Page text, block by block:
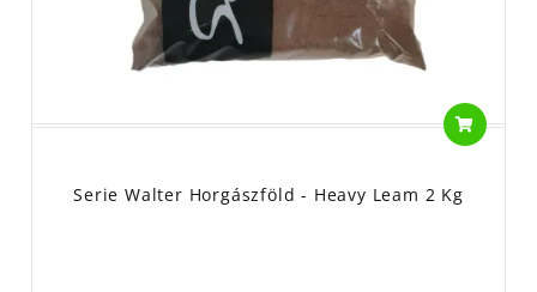
Serie Walter Horgászföld - Heavy Leam 2 Kg